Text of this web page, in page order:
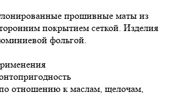
прошивные маты из
покрытием сеткой. Изделия
фольгой.
отношению к маслам, щелочам,